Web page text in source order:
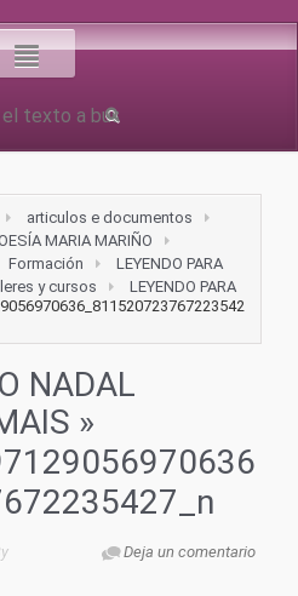
articulos e documentos
MARIA MARIÑO
Formación
LEYENDO PARA
y cursos
LEYENDO PARA
NADAL
»
Deja un comentario